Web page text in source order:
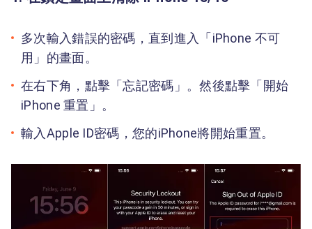
多次輸入錯誤的密碼，直到進入「iPhone 不可
用」的畫面。
在右下角，點擊「忘記密碼」。然後點擊「開始
iPhone 重置」。
輸入Apple ID密碼，您的iPhone將開始重置。